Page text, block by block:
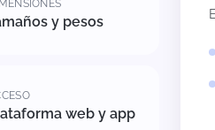
y pesos
web y app